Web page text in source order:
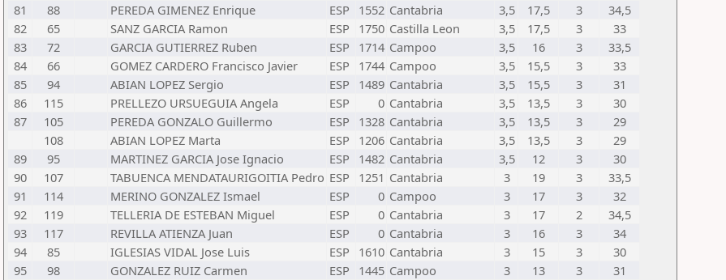
81
88 PEREDA GIMENEZ Enrique ESP 1552 Cantabria 3,5 17,5 3
34,5
82
65 SANZ GARCIA Ramon ESP 1750 Castilla Leon 3,5 17,5 3
33
83
72 GARCIA GUTIERREZ Ruben ESP 1714 Campoo 3,5 16 3
33,5
84
66 GOMEZ CARDERO Francisco Javier ESP 1744 Campoo 3,5 15,5 3
33
85
94 ABIAN LOPEZ Sergio ESP 1489 Cantabria 3,5 15,5 3
31
86
115 PRELLEZO URSUEGUIA Angela ESP 0 Cantabria 3,5 13,5 3
30
87
105 PEREDA GONZALO Guillermo ESP 1328 Cantabria 3,5 13,5 3
29
108
ABIAN LOPEZ Marta ESP 1206 Cantabria 3,5 13,5 3
29
89
95 MARTINEZ GARCIA Jose Ignacio ESP 1482 Cantabria 3,5 12 3
30
90
107 TABUENCA MENDATAURIGOITIA Pedro ESP 1251 Cantabria 3 19 3
33,5
91
114 MERINO GONZALEZ Ismael ESP 0 Campoo 3 17 3
32
92
119 TELLERIA DE ESTEBAN Miguel ESP 0 Cantabria 3 17 2
34,5
93
117 REVILLA ATIENZA Juan ESP 0 Cantabria 3 16 3
34
94
85 IGLESIAS VIDAL Jose Luis ESP 1610 Cantabria 3 15 3
30
95
98 GONZALEZ RUIZ Carmen ESP 1445 Campoo 3 13 3
31